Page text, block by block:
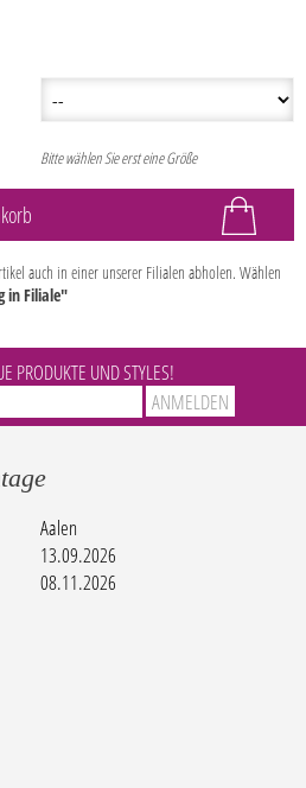
Bitte wählen Sie erst eine Größe
auch in einer unserer Filialen abholen. Wählen
in Filiale"
PRODUKTE UND STYLES!
Aalen
13.09.2026
08.11.2026